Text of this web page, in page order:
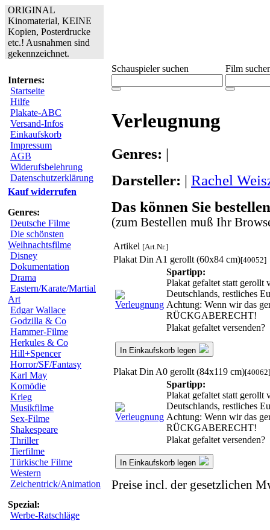
ORIGINAL
Kinomaterial, KEINE
Kopien, Posterdrucke
etc.! Ausnahmen sind
gekennzeichnet.
Internes:
Startseite
Hilfe
Plakate-ABC
Versand-Infos
Einkaufskorb
Impressum
AGB
Widerufsbelehrung
Datenschutzerklärung
Kauf widerrufen
Genres:
Deutsche Filme
Die schönsten
Weihnachtsfilme
Disney
Dokumentation
Drama
Eastern/Karate/Martial
Art
Edgar Wallace
Godzilla & Co
Hammer-Filme
Herkules & Co
Hill+Spencer
Horror/SF/Fantasy
Karl May
Komödie
Krieg
Musikfilme
Sex-Filme
Shakespeare
Thriller
Tierfilme
Türkische Filme
Western
Zeichentrick/Animation
Spezial:
Werbe-Ratschläge
Schauspieler suchen Film
Verleugnung
Genres: |
Darsteller: | Rachel
Das können Sie
(zum Bestellen muß Ihr
Artikel [Art.Nr.]
Plakat Din A1 gerollt (60x84 cm)[40052]
Spartipp:
Plakat gefaltet statt gerollt
Deutschlands, restliches
Achtung: Wenn wir das
RÜCKGABERECHT!
Plakat gefaltet versenden?
In Einkaufskorb legen
Plakat Din A0 gerollt (84x119 cm)[40062]
Spartipp:
Plakat gefaltet statt gerollt
Deutschlands, restliches
Achtung: Wenn wir das
RÜCKGABERECHT!
Plakat gefaltet versenden?
In Einkaufskorb legen
Preise incl. der gesetzlichen